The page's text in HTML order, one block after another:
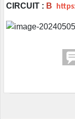
CIRCUIT : B